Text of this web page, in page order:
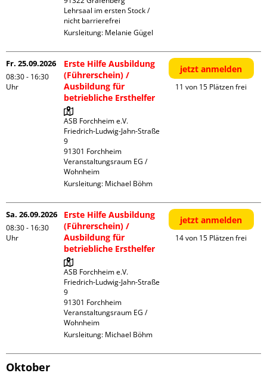
Lehrsaal im ersten Stock /
nicht barrierefrei
Kursleitung: Melanie Gügel
Fr. 25.09.2026
08:30 - 16:30
Uhr
Erste Hilfe Ausbildung
(Führerschein) /
Ausbildung für
betriebliche Ersthelfer
ASB Forchheim e.V.
Friedrich-Ludwig-Jahn-Straße
9
91301 Forchheim
Veranstaltungsraum EG /
Wohnheim
Kursleitung: Michael Böhm
jetzt anmelden
11 von 15 Plätzen frei
Sa. 26.09.2026
08:30 - 16:30
Uhr
Erste Hilfe Ausbildung
(Führerschein) /
Ausbildung für
betriebliche Ersthelfer
ASB Forchheim e.V.
Friedrich-Ludwig-Jahn-Straße
9
91301 Forchheim
Veranstaltungsraum EG /
Wohnheim
Kursleitung: Michael Böhm
jetzt anmelden
14 von 15 Plätzen frei
Oktober